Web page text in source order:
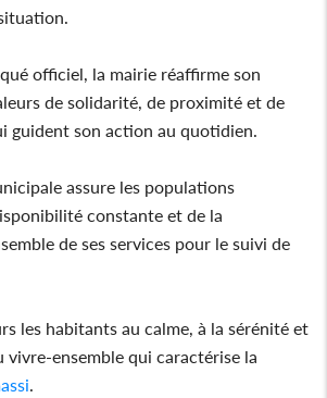
officiel, la mairie réaffirme son
de solidarité, de proximité et de
guident son action au quotidien.
assure les populations
constante et de la
de ses services pour le suivi de
les habitants au calme, à la sérénité et
vivre-ensemble qui caractérise la